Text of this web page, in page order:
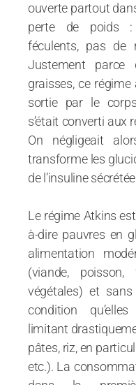
ouverte partout
perte de poids :
féculents, pas de
Justement parce
graisses, ce
sortie par le
s’était converti aux
On négligeait
transforme les
de l’insuline
Le régime Atkins
à-dire pauvres en
alimentation
(viande,
végétales) et
condition
limitant
pâtes, riz, en
etc.). La